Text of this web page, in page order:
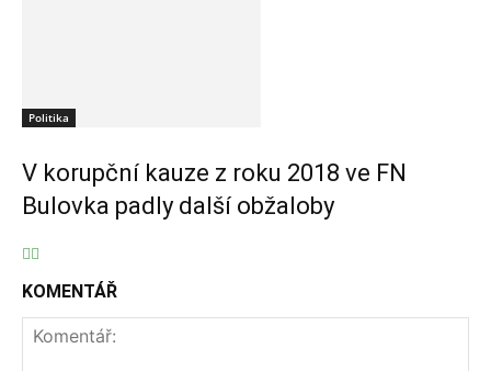
Politika
V korupční kauze z roku 2018 ve FN
Bulovka padly další obžaloby
KOMENTÁŘ